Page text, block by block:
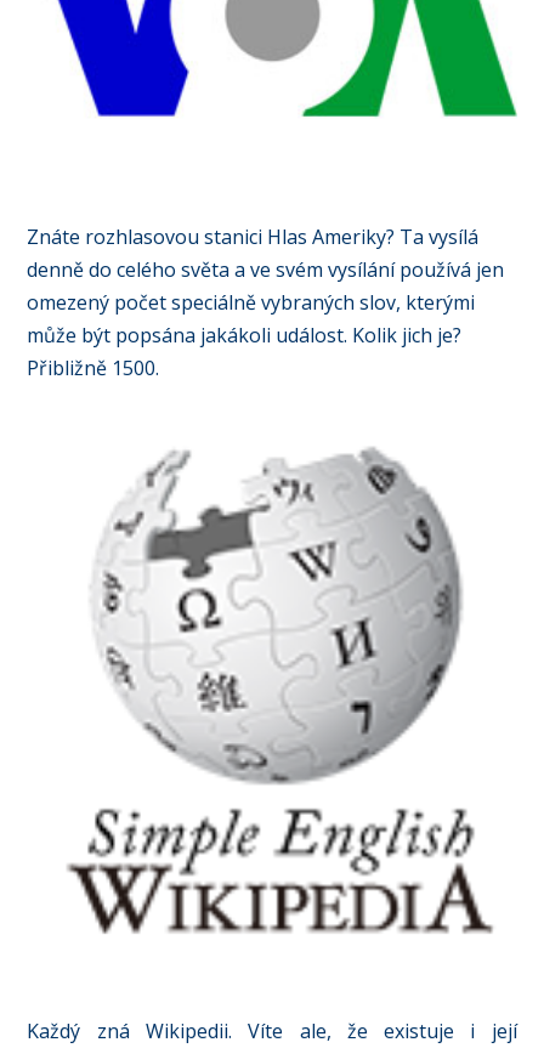
Znáte rozhlasovou stanici Hlas Ameriky? Ta vysílá
denně do celého světa a ve svém vysílání používá jen
omezený počet speciálně vybraných slov, kterými
může být popsána jakákoli událost. Kolik jich je?
Přibližně 1500.
Každý zná Wikipedii. Víte ale, že existuje i její